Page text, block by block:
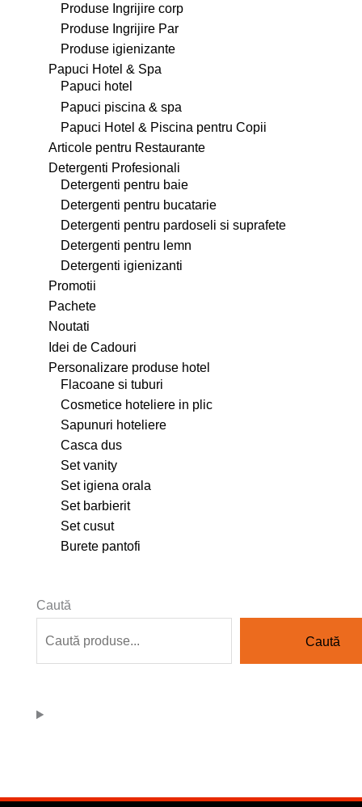
Produse Ingrijire corp
Produse Ingrijire Par
Produse igienizante
Papuci Hotel & Spa
Papuci hotel
Papuci piscina & spa
Papuci Hotel & Piscina pentru Copii
Articole pentru Restaurante
Detergenti Profesionali
Detergenti pentru baie
Detergenti pentru bucatarie
Detergenti pentru pardoseli si suprafete
Detergenti pentru lemn
Detergenti igienizanti
Promotii
Pachete
Noutati
Idei de Cadouri
Personalizare produse hotel
Flacoane si tuburi
Cosmetice hoteliere in plic
Sapunuri hoteliere
Casca dus
Set vanity
Set igiena orala
Set barbierit
Set cusut
Burete pantofi
Caută
Caută